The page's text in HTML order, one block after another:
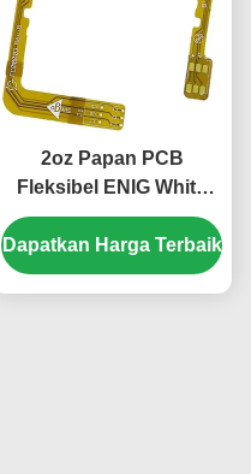
2oz Papan PCB
Fleksibel ENIG White
Silkscreen PCB 1
Lapisan PCB Fleksibel
Dapatkan Harga Terbaik